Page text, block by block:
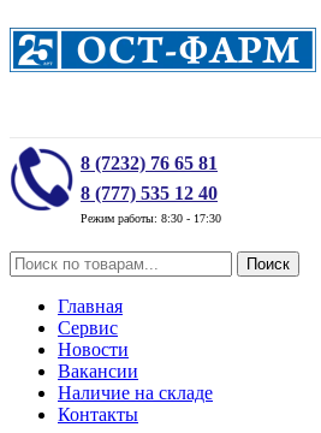
8 (7232) 76 65 81
8 (777) 535 12 40
Режим работы: 8:30 - 17:30
Поиск
Главная
Сервис
Новости
Вакансии
Наличие на складе
Контакты